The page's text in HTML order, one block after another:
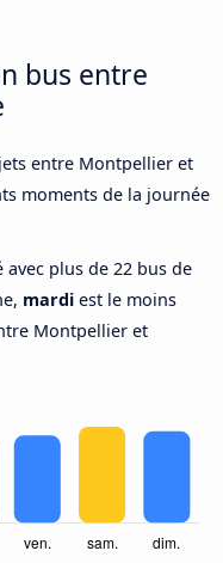
bus entre
entre Montpellier et
moments de la journée
plus de 22 bus de
mardi est le moins
Montpellier et